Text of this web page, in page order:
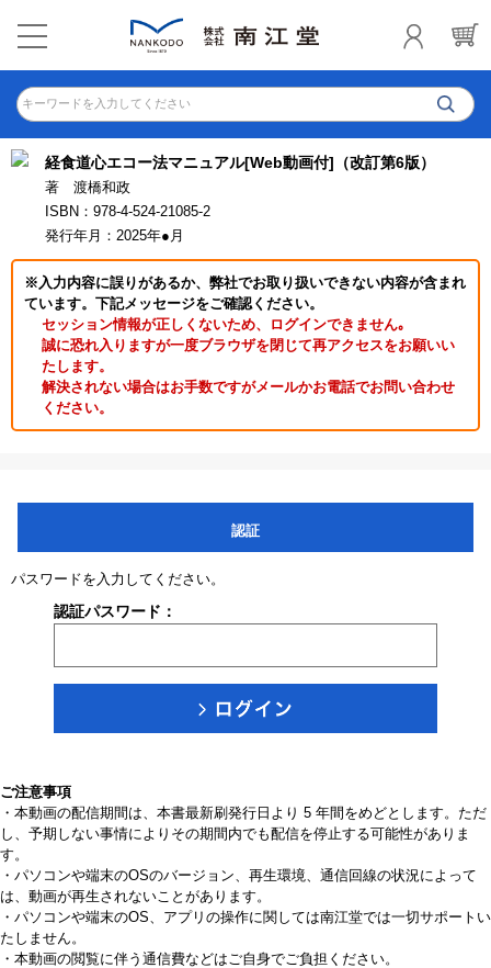
キーワードを入力してください
経食道心エコー法マニュアル[Web動画付]（改訂第6版）
著 渡橋和政
ISBN：978-4-524-21085-2
発行年月：2025年●月
※入力内容に誤りがあるか、弊社でお取り扱いできない内容が含まれ
ています。下記メッセージをご確認ください。
セッション情報が正しくないため、ログインできません｡
誠に恐れ入りますが一度ブラウザを閉じて再アクセスをお願いい
たします。
解決されない場合はお手数ですがメールかお電話でお問い合わせ
ください。
認証
パスワードを入力してください。
認証パスワード：
ご注意事項
・本動画の配信期間は、本書最新刷発行日より 5 年間をめどとします。ただ
し、予期しない事情によりその期間内でも配信を停止する可能性がありま
す。
・パソコンや端末のOSのバージョン、再生環境、通信回線の状況によって
は、動画が再生されないことがあります。
・パソコンや端末のOS、アプリの操作に関しては南江堂では一切サポートい
たしません。
・本動画の閲覧に伴う通信費などはご自身でご負担ください。